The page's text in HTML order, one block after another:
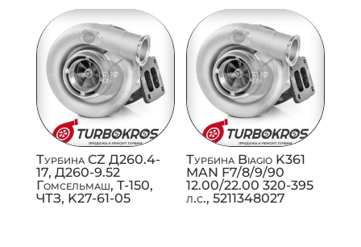
Турбина CZ Д260.4-
17, Д260-9.52
Гомсельмаш, Т-150,
ЧТЗ, K27-61-05
Турбина Biagio K361
MAN F7/8/9/90
12.00/22.00 320-395
л.с., 5211348027